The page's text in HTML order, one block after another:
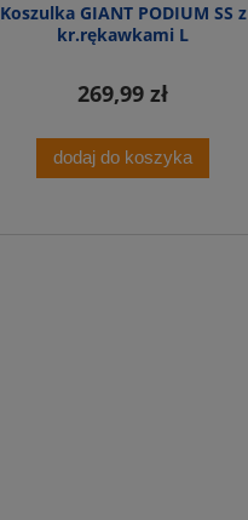
Koszulka GIANT PODIUM SS z
kr.rękawkami L
269,99 zł
dodaj do koszyka